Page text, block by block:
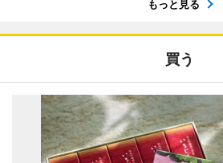
もっと見る
買う